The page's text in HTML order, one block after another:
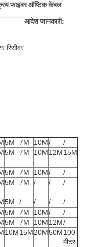
फाइबर ऑप्टिक केबल
रिसीवर
आदेशजानकारी:
5M 7M 10M/
/
5M 7M 10M12M15M
5M 7M 10M/
/
5M 7M / / /
5M / / /
/
5M 7M 10M/
/
5M 7M 10M12M/
10M15M20M50M100
मीटर